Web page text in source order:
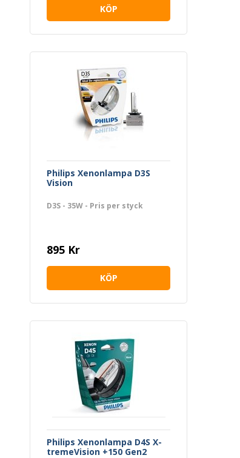
KÖP
Philips Xenonlampa D3S
Vision
D3S - 35W - Pris per styck
895 Kr
KÖP
Philips Xenonlampa D4S X-
tremeVision +150 Gen2